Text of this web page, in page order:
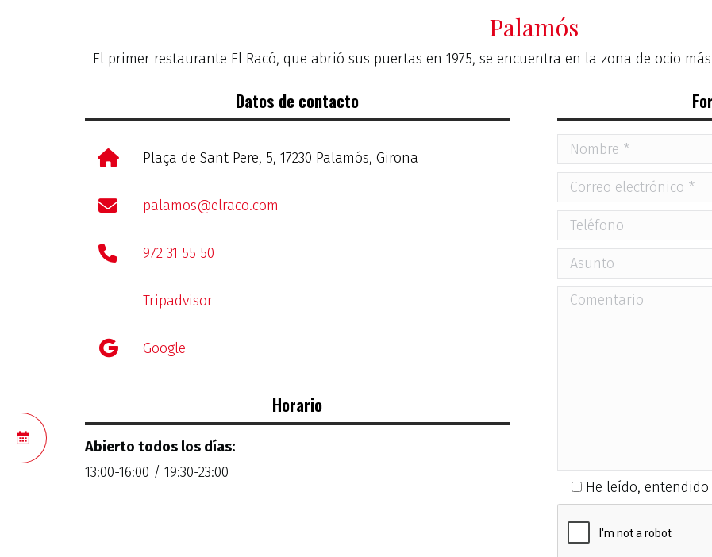
Palamós
El primer restaurante El Racó, que abrió sus puertas en 1975, se encuentra en la zona de ocio
Datos de contacto
Plaça de Sant Pere, 5, 17230 Palamós, Girona
palamos@elraco.com
972 31 55 50
Tripadvisor
Google
Horario
Abierto todos los días:
13:00-16:00 / 19:30-23:00
He leído,
RESERVAS